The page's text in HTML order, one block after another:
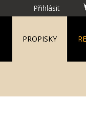
Přihlásit
PROPISKY